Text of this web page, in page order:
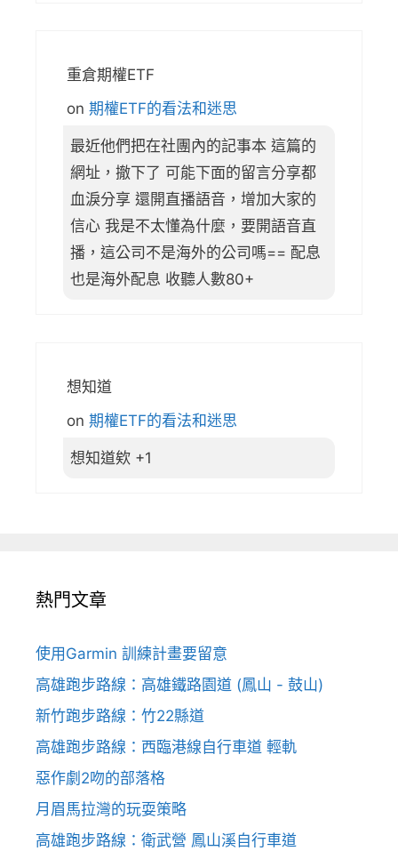
重倉期權ETF
on 期權ETF的看法和迷思
最近他們把在社團內的記事本 這篇的
網址，撤下了 可能下面的留言分享都
血淚分享 還開直播語音，增加大家的
信心 我是不太懂為什麼，要開語音直
播，這公司不是海外的公司嗎== 配息
也是海外配息 收聽人數80+
想知道
on 期權ETF的看法和迷思
想知道欸 +1
熱門文章
使用Garmin 訓練計畫要留意
高雄跑步路線：高雄鐵路園道 (鳳山 - 鼓山)
新竹跑步路線：竹22縣道
高雄跑步路線：西臨港線自行車道 輕軌
惡作劇2吻的部落格
月眉馬拉灣的玩耍策略
高雄跑步路線：衛武營 鳳山溪自行車道